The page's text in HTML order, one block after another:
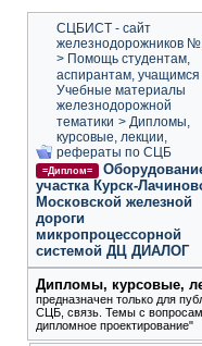
СЦБИСТ - сайт
железнодорожников
> Помощь студентам,
аспирантам, учащимся
Учебные материалы
железнодорожной
тематики > Дипломы,
курсовые, лекции,
рефераты по СЦБ
=Диплом=
участка Курск-
Московской железной
дороги
микропроцессорной
системой ДЦ ДИАЛОГ
Дипломы, курсовые,
предназначен только для
СЦБ, связь. Темы с
дипломное проектирование"